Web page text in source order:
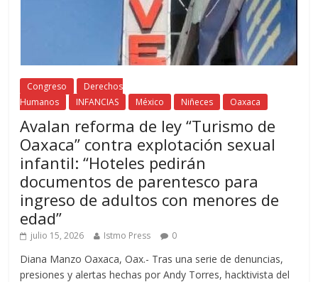
Congreso
Derechos
Humanos
INFANCIAS México Niñeces Oaxaca
Avalan reforma de ley “Turismo de
Oaxaca” contra explotación sexual
infantil: “Hoteles pedirán
documentos de parentesco para
ingreso de adultos con menores de
edad”
julio 15, 2026 Istmo Press 0
Diana Manzo Oaxaca, Oax.- Tras una serie de denuncias,
presiones y alertas hechas por Andy Torres, hacktivista del